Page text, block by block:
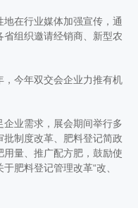
在行业媒体加强宣传，通
组织邀请经销商、新型农
今年双交会企业力推有机
业需求，展会期间举行多
制度改革、肥料登记简政
量、推广配方肥，鼓励使
肥料登记管理改革“改、